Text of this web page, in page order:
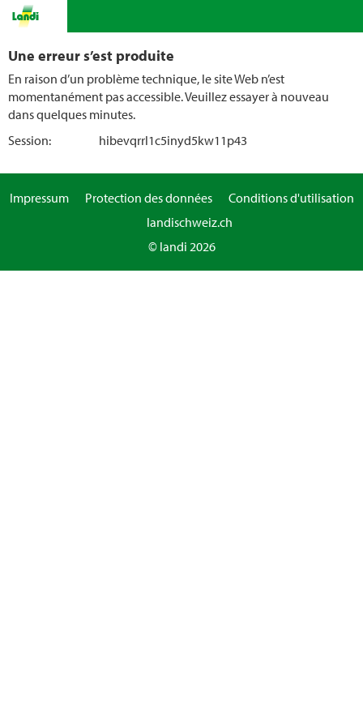
Une erreur s’est produite
En raison d’un problème technique, le site Web n’est
momentanément pas accessible. Veuillez essayer à nouveau
dans quelques minutes.
Session:
hibevqrrl1c5inyd5kw11p43
Impressum Protection des données
Conditions d'utilisation
landischweiz.ch
© landi 2026